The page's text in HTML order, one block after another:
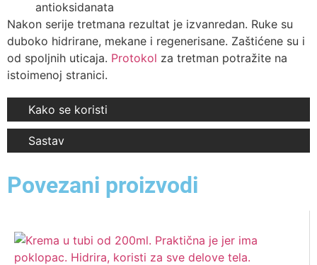
antioksidanata
Nakon serije tretmana rezultat je izvanredan. Ruke su
duboko hidrirane, mekane i regenerisane. Zaštićene su i
od spoljnih uticaja. Protokol za tretman potražite na
istoimenoj stranici.
Kako se koristi
Sastav
Povezani proizvodi